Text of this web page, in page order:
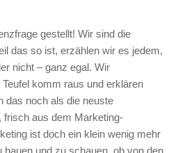
gestellt! Wir sind die
das so ist, erzählen wir es jedem,
nicht – ganz egal. Wir
komm raus und erklären
das noch als die neuste
aus dem Marketing-
ist doch ein klein wenig mehr
hauen und zu schauen, ob von den